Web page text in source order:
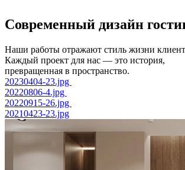
Современный дизайн
Наши работы отражают стиль жизни
Каждый проект для нас — это история,
превращенная в пространство.
20230404-23.jpg
20220806-4.jpg
20220915-26.jpg
20210423-23.jpg